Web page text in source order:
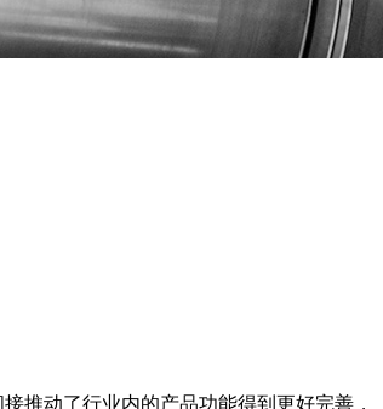
推动了行业内的产品功能得到更好完善，